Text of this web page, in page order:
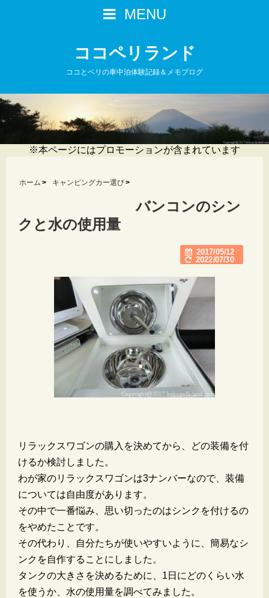
MENU
ココペリランド
ココとペリの車中泊体験記録＆メモブログ
※本ページにはプロモーションが含まれています
ホーム キャンピングカー選び
バンコンのシン
クと水の使用量
2017/05/12
2022/07/30
リラックスワゴンの購入を決めてから、どの装備を付
けるか検討しました。
わが家のリラックスワゴンは3ナンバーなので、装備
については自由度があります。
その中で一番悩み、思い切ったのはシンクを付けるの
をやめたことです。
その代わり、自分たちが使いやすいように、簡易なシ
ンクを自作することにしました。
タンクの大きさを決めるために、1日にどのくらい水
を使うか、水の使用量を調べてみました。